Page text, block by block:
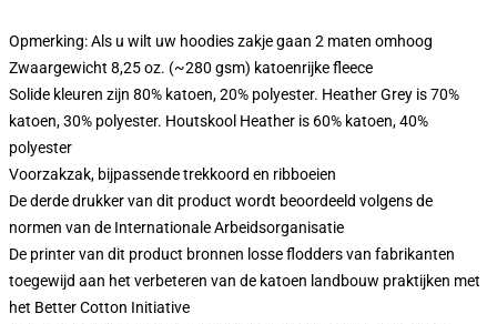
Opmerking: Als u wilt uw hoodies zakje gaan 2 maten omhoog
Zwaargewicht 8,25 oz. (~280 gsm) katoenrijke fleece
Solide kleuren zijn 80% katoen, 20% polyester. Heather Grey is 70%
katoen, 30% polyester. Houtskool Heather is 60% katoen, 40%
polyester
Voorzakzak, bijpassende trekkoord en ribboeien
De derde drukker van dit product wordt beoordeeld volgens de
normen van de Internationale Arbeidsorganisatie
De printer van dit product bronnen losse flodders van fabrikanten
toegewijd aan het verbeteren van de katoen landbouw praktijken met
het Better Cotton Initiative